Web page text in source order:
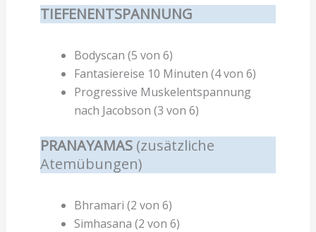
TIEFENENTSPANNUNG
Bodyscan (5 von 6)
Fantasiereise 10 Minuten (4 von 6)
Progressive Muskelentspannung
nach Jacobson (3 von 6)
PRANAYAMAS(zusätzliche
Atemübungen)
Bhramari (2 von 6)
Simhasana (2 von 6)